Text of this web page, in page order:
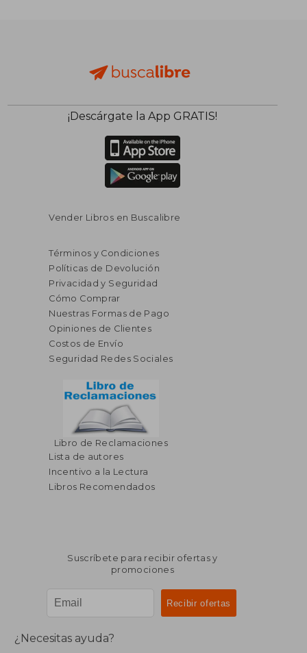
¡Descárgate la App GRATIS!
Vender Libros en Buscalibre
Términos y Condiciones
Políticas de Devolución
Privacidad y Seguridad
Cómo Comprar
Nuestras Formas de Pago
Opiniones de Clientes
Costos de Envío
Seguridad Redes Sociales
Libro de Reclamaciones
Lista de autores
Incentivo a la Lectura
Libros Recomendados
Suscríbete para recibir ofertas y
promociones
¿Necesitas ayuda?